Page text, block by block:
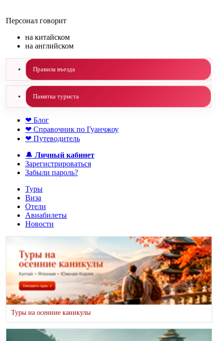
Персонал говорит
на китайском
на английском
Правила въезда
Памятка туриста
❤ Блог
❤ Справочник по Гуанчжоу
❤ Путеводитель
🔔 Личный кабинет
Зарегистрироваться
Забыли пароль?
Туры
Виза
Отели
Авиабилеты
Новости
Туры на осенние каникулы